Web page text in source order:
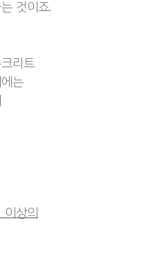
것이죠.
리트
는
상의